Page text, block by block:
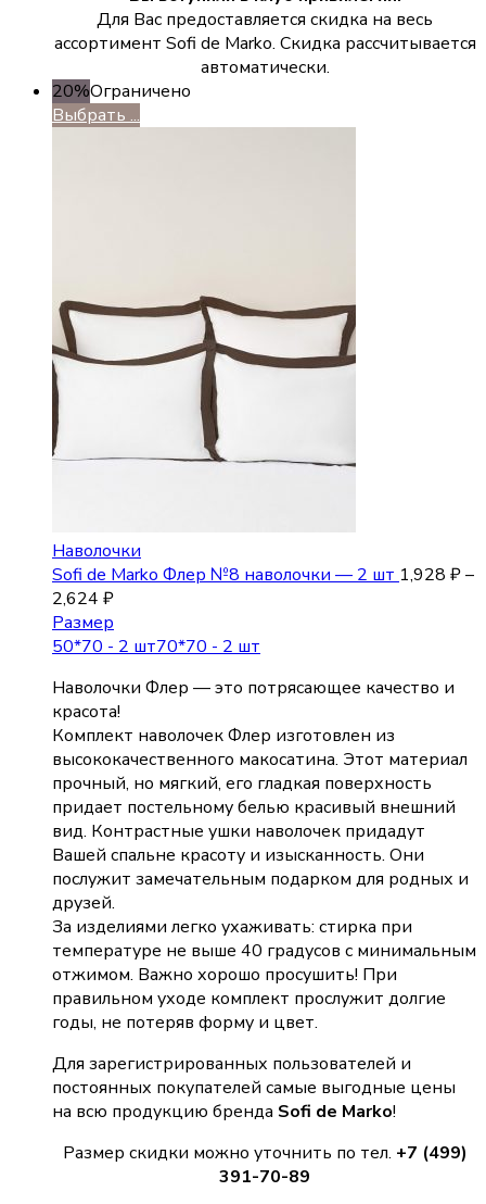
Для Вас предоставляется скидка на весь
ассортимент Sofi de Marko. Скидка рассчитывается
автоматически.
20%Ограничено
Выбрать ...
Наволочки
Sofi de Marko Флер №8 наволочки — 2 шт 1,928 ₽–
2,624 ₽
Размер
50*70 - 2 шт70*70 - 2 шт
Наволочки Флер — это потрясающее качество и
красота!
Комплект наволочек Флер изготовлен из
высококачественного макосатина. Этот материал
прочный, но мягкий, его гладкая поверхность
придает постельному белью красивый внешний
вид. Контрастные ушки наволочек придадут
Вашей спальне красоту и изысканность. Они
послужит замечательным подарком для родных и
друзей.
За изделиями легко ухаживать: стирка при
температуре не выше 40 градусов с минимальным
отжимом. Важно хорошо просушить! При
правильном уходе комплект прослужит долгие
годы, не потеряв форму и цвет.
Для зарегистрированных пользователей и
постоянных покупателей самые выгодные цены
на всю продукцию бренда Sofi de Marko!
Размер скидки можно уточнить по тел. +7 (499)
391-70-89